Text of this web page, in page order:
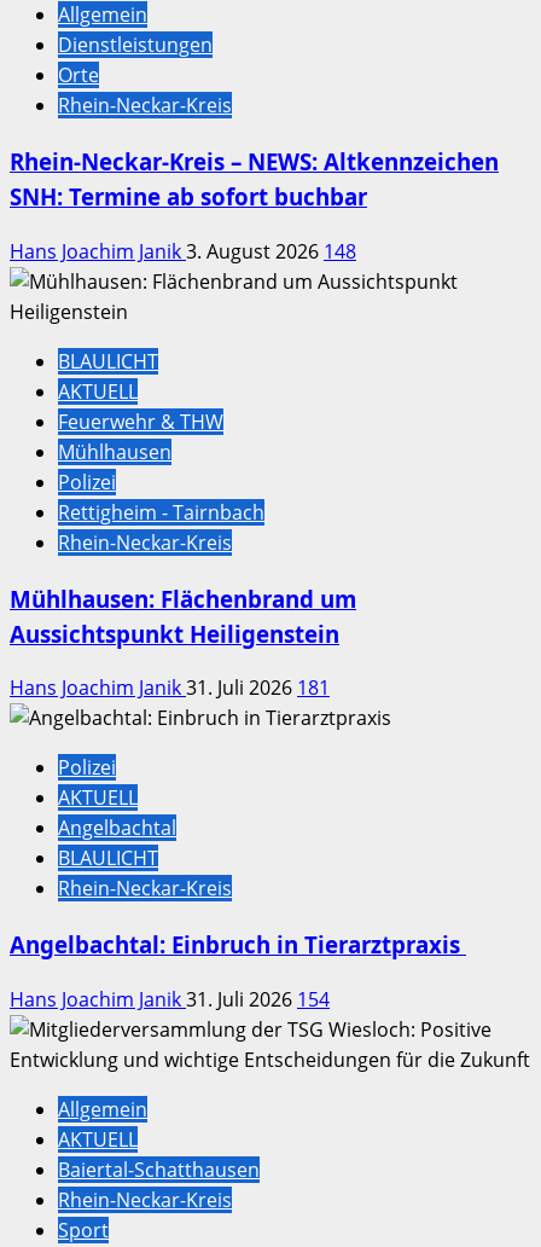
Allgemein
Dienstleistungen
Orte
Rhein-Neckar-Kreis
Rhein-Neckar-Kreis – NEWS: Altkennzeichen
SNH: Termine ab sofort buchbar
Hans Joachim Janik3. August 2026 148
BLAULICHT
AKTUELL
Feuerwehr & THW
Mühlhausen
Polizei
Rettigheim - Tairnbach
Rhein-Neckar-Kreis
Mühlhausen: Flächenbrand um
Aussichtspunkt Heiligenstein
Hans Joachim Janik31. Juli 2026 181
Polizei
AKTUELL
Angelbachtal
BLAULICHT
Rhein-Neckar-Kreis
Angelbachtal: Einbruch in Tierarztpraxis
Hans Joachim Janik31. Juli 2026 154
Allgemein
AKTUELL
Baiertal-Schatthausen
Rhein-Neckar-Kreis
Sport